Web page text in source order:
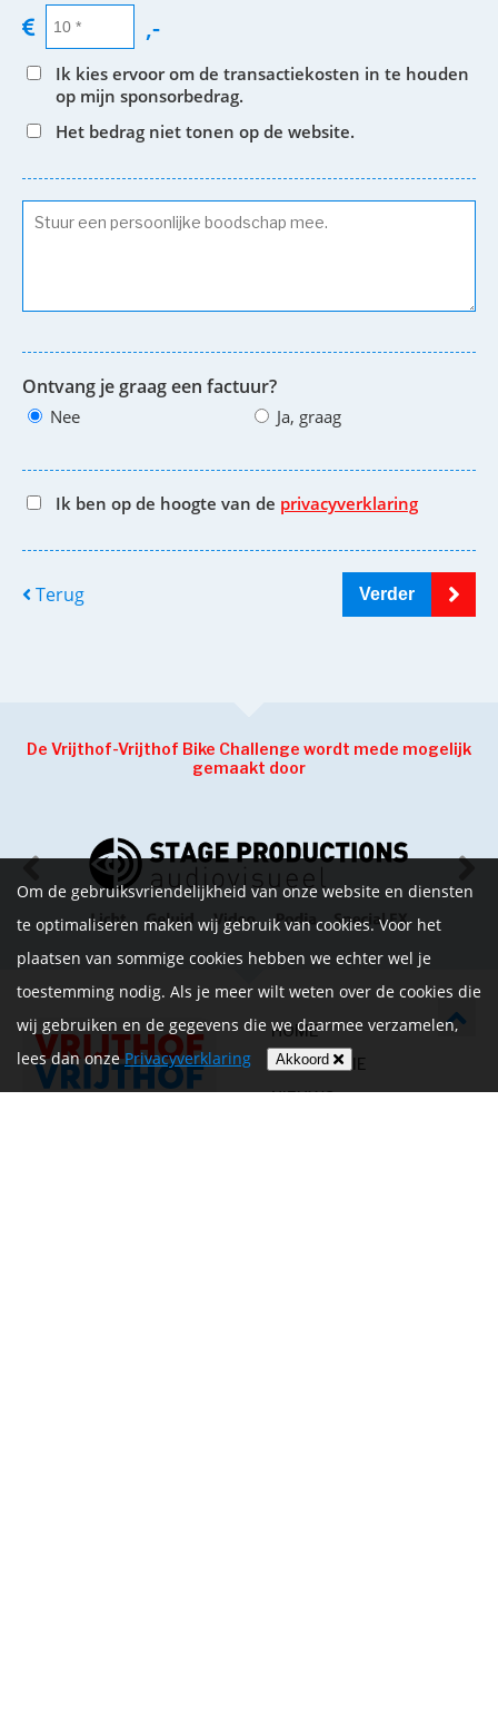
,-
Ik kies ervoor om de transactiekosten in te houden
op mijn sponsorbedrag.
Het bedrag niet tonen op de website.
Ontvang je graag een factuur?
Nee Ja, graag
Ik ben op de hoogte van de privacyverklaring
Terug Verder
De Vrijthof-Vrijthof Bike Challenge wordt mede mogelijk
gemaakt door
HOME
INFORMATIE
NIEUWS
Om de gebruiksvriendelijkheid van onze website en diensten
te optimaliseren maken wij gebruik van cookies. Voor het
plaatsen van sommige cookies hebben we echter wel je
toestemming nodig. Als je meer wilt weten over de cookies die
wij gebruiken en de gegevens die we daarmee verzamelen,
lees dan onzePrivacyverklaring Akkoord